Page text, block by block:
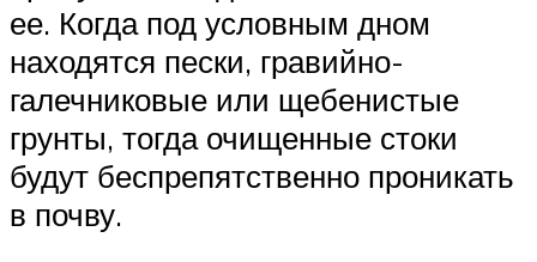
ее. Когда под условным дном
находятся пески, гравийно-
галечниковые или щебенистые
грунты, тогда очищенные стоки
будут беспрепятственно проникать
в почву.